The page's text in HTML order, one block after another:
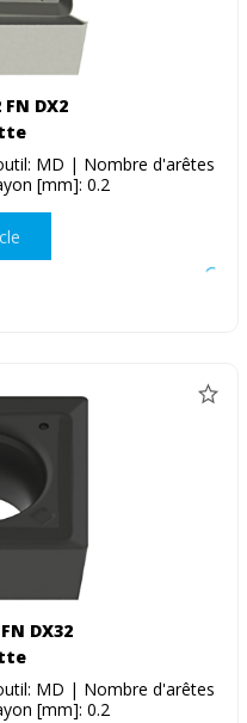
FN DX2
MD | Nombre d'arêtes
[mm]: 0.2
DX32
MD | Nombre d'arêtes
[mm]: 0.2